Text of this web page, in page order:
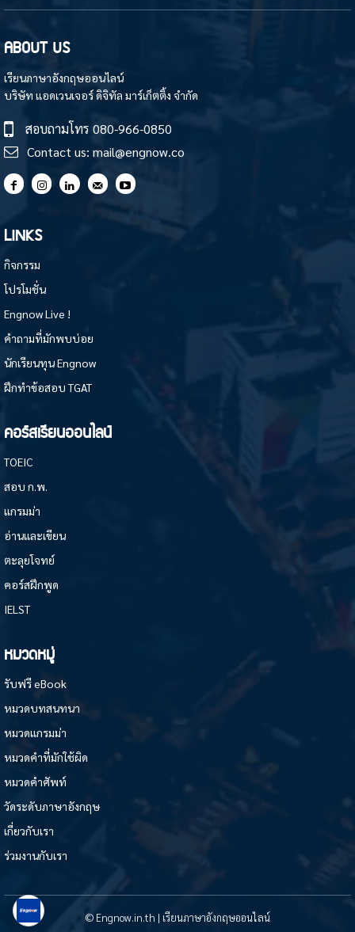
ABOUT US
เรียนภาษาอังกฤษออนไลน์
บริษัท แอดเวนเจอร์ ดิจิทัล มาร์เก็ตติ้ง จำกัด
สอบถามโทร 080-966-0850
Contact us: mail@engnow.co
LINKS
กิจกรรม
โปรโมชั่น
Engnow Live !
คำถามที่มักพบบ่อย
นักเรียนทุน Engnow
ฝึกทำข้อสอบ TGAT
คอร์สเรียนออนไลน์
TOEIC
สอบ ก.พ.
แกรมม่า
อ่านและเขียน
ตะลุยโจทย์
คอร์สฝึกพูด
IELST
หมวดหมู่
รับฟรี eBook
หมวดบทสนทนา
หมวดแกรมม่า
หมวดคำที่มักใช้ผิด
หมวดคำศัพท์
วัดระดับภาษาอังกฤษ
เกี่ยวกับเรา
ร่วมงานกับเรา
© Engnow.in.th | เรียนภาษาอังกฤษออนไลน์